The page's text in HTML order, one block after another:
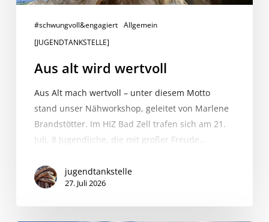
#schwungvoll&engagiert Allgemein
[JUGENDTANKSTELLE]
Aus alt wird wertvoll
Aus Alt mach wertvoll – unter diesem Motto
stand unser Nähworkshop, geleitet von Marlene
Brandstötter. Im HIZ Bad Zell trafen sich am 21.
Juli, 8 Jugendliche, die mit großer Freude…
jugendtankstelle
27. Juli 2026